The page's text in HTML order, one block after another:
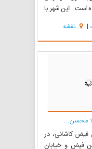
است . این شهر با
کمربندی سبز با
امتداد دره‌های کم
مرکزی ایران،
| نقشه
محسن...
فیض کاشانی، در
فیض و خیابان